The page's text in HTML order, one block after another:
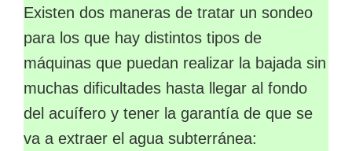
Existen dos maneras de tratar un sondeo
para los que hay distintos tipos de
máquinas que puedan realizar la bajada sin
muchas dificultades hasta llegar al fondo
del acuífero y tener la garantía de que se
va a extraer el agua subterránea: